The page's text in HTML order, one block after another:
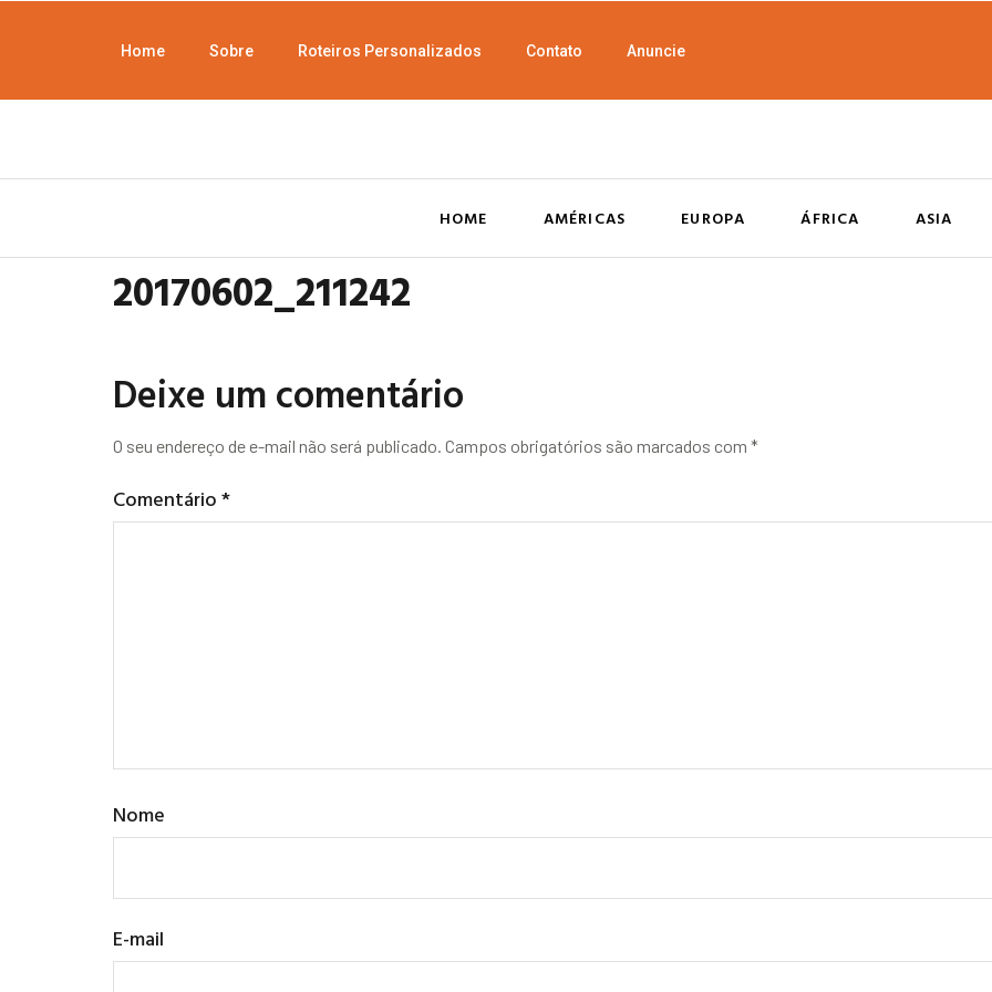
Home Sobre Roteiros Personalizados Contato Anuncie
HOME AMÉRICAS EUROPA ÁFRICA ASIA
20170602_211242
Deixe um comentário
O seu endereço de e-mail não será publicado. Campos obrigatórios são marcados com *
Comentário*
Nome
E-mail